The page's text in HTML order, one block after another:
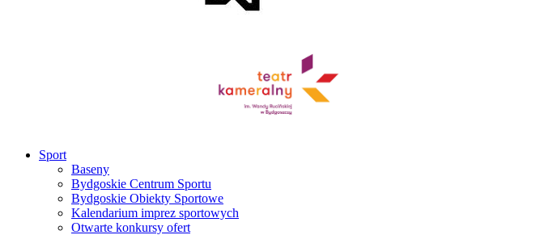
Sport
Baseny
Bydgoskie Centrum Sportu
Bydgoskie Obiekty Sportowe
Kalendarium imprez sportowych
Otwarte konkursy ofert